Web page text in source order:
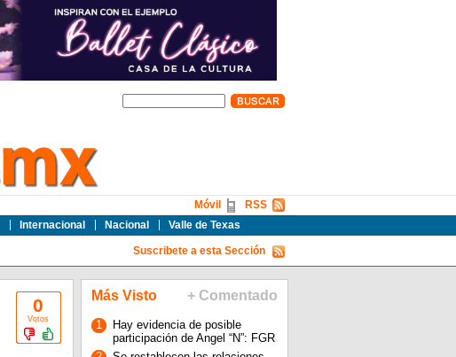
Internacional Nacional Valle de Texas
RSS
Móvil
Suscribete a esta Sección
0
Votos
Más Visto + Comentado
1
Hay evidencia de posible
participación de Angel “N”: FGR